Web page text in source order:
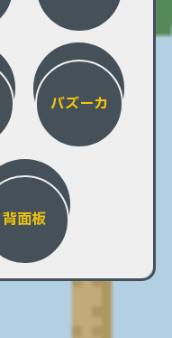
バズーカ
背面板